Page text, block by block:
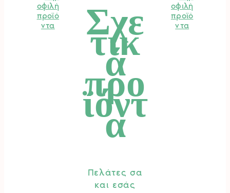
Σχε
τικ
ά
προ
ϊόντ
α
Πελάτες σα
και εσάς